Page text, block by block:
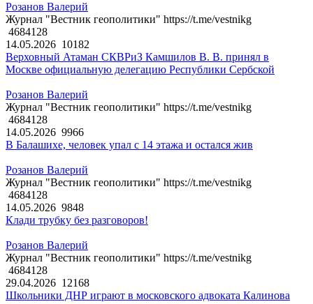
Розанов Валерий
Журнал "Вестник геополитики" https://t.me/vestnikg
4684128
14.05.2026 10182
Верховный Атаман СКВРиЗ Камшилов В. В. принял в
Москве официальную делегацию Республики Сербской
Розанов Валерий
Журнал "Вестник геополитики" https://t.me/vestnikg
4684128
14.05.2026 9966
В Балашихе, человек упал с 14 этажа и остался жив
Розанов Валерий
Журнал "Вестник геополитики" https://t.me/vestnikg
4684128
14.05.2026 9848
Клади трубку без разговоров!
Розанов Валерий
Журнал "Вестник геополитики" https://t.me/vestnikg
4684128
29.04.2026 12168
Школьники ДНР играют в московского адвоката Калинова